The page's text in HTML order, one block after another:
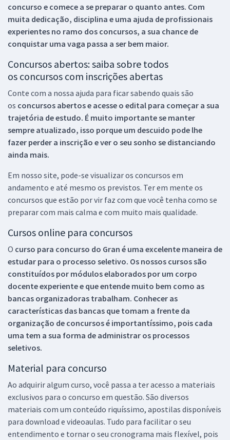
concurso e comece a se preparar o quanto antes. Com
muita dedicação, disciplina e uma ajuda de profissionais
experientes no ramo dos concursos, a sua chance de
conquistar uma vaga passa a ser bem maior.
Concursos abertos: saiba sobre todos
os concursos com inscrições abertas
Conte com a nossa ajuda para ficar sabendo quais são
os concursos abertos e acesse o edital para começar a sua
trajetória de estudo. É muito importante se manter
sempre atualizado, isso porque um descuido pode lhe
fazer perder a inscrição e ver o seu sonho se distanciando
ainda mais.
Em nosso site, pode-se visualizar os concursos em
andamento e até mesmo os previstos. Ter em mente os
concursos que estão por vir faz com que você tenha como se
preparar com mais calma e com muito mais qualidade.
Cursos online para concursos
O curso para concurso do Gran é uma excelente maneira de
estudar para o processo seletivo. Os nossos cursos são
constituídos por módulos elaborados por um corpo
docente experiente e que entende muito bem como as
bancas organizadoras trabalham. Conhecer as
características das bancas que tomam a frente da
organização de concursos é importantíssimo, pois cada
uma tem a sua forma de administrar os processos
seletivos.
Material para concurso
Ao adquirir algum curso, você passa a ter acesso a materiais
exclusivos para o concurso em questão. São diversos
materiais com um conteúdo riquíssimo, apostilas disponíveis
para download e videoaulas. Tudo para facilitar o seu
entendimento e tornar o seu cronograma mais flexível, pois